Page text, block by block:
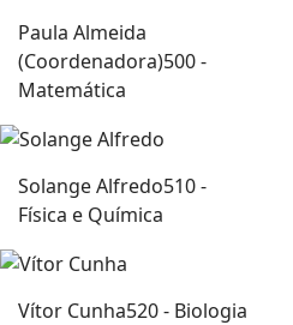
Paula Almeida
(Coordenadora)500 -
Matemática
Solange Alfredo510 -
Física e Química
Vítor Cunha520 - Biologia